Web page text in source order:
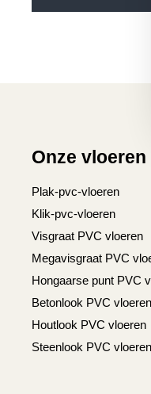
Onze vloeren
Plak-pvc-vloeren
Klik-pvc-vloeren
Visgraat PVC vloeren
Megavisgraat PVC
Hongaarse punt PVC
Betonlook PVC vloeren
Houtlook PVC vloeren
Steenlook PVC vloeren